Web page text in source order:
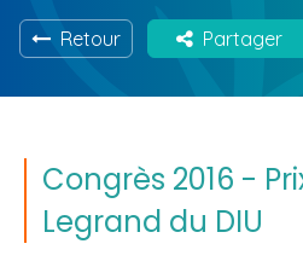
Retour Partager
Congrès 2016 -
Legrand du DIU